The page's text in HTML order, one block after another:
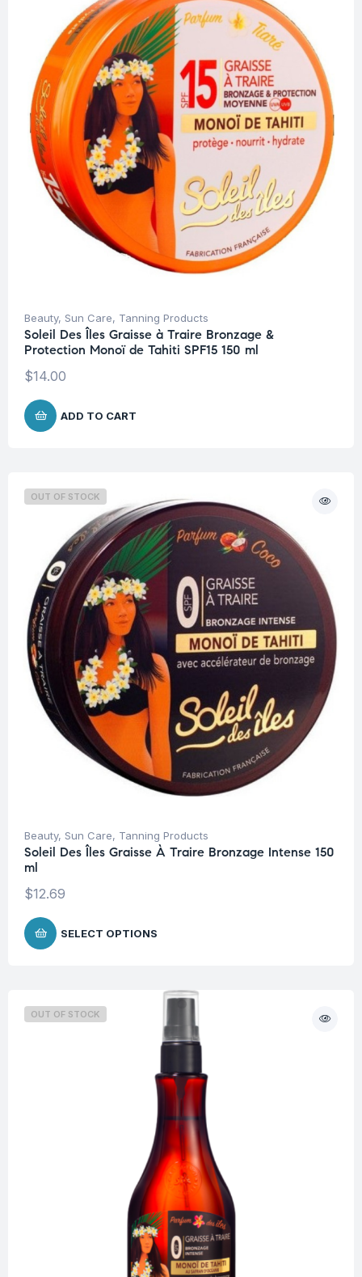
Beauty, Sun Care, Tanning Products
Soleil Des Îles Graisse à Traire Bronzage &
Protection Monoï de Tahiti SPF15 150 ml
$14.00
ADD TO CART
OUT OF STOCK
Beauty, Sun Care, Tanning Products
Soleil Des Îles Graisse À Traire Bronzage Intense 150
ml
$12.69
SELECT OPTIONS
OUT OF STOCK